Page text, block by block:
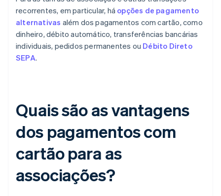
recorrentes, em particular, há opções de pagamento
alternativas além dos pagamentos com cartão, como
dinheiro, débito automático, transferências bancárias
individuais, pedidos permanentes ou Débito Direto
SEPA.
Quais são as vantagens
dos pagamentos com
cartão para as
associações?